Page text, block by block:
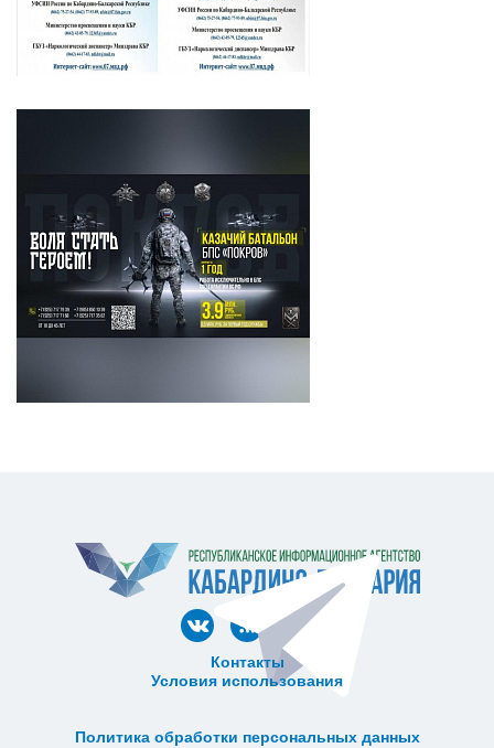
Контакты
Условия использования
Политика обработки персональных данных